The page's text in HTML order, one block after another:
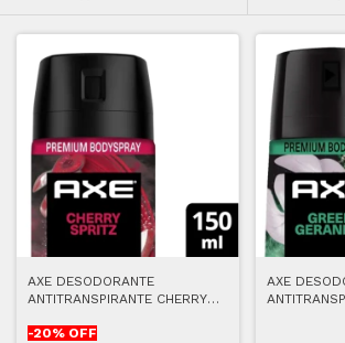
AXE DESODORANTE
ANTITRANSPIRANTE CHERRY
-20% OFF
AXE